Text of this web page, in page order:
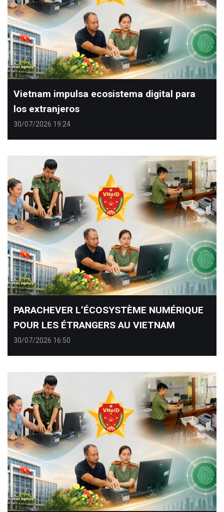
Vietnam impulsa ecosistema digital para
los extranjeros
30/07/2026 19:24
PARACHEVER L’ÉCOSYSTÈME NUMÉRIQUE
POUR LES ÉTRANGERS AU VIETNAM
30/07/2026 16:50